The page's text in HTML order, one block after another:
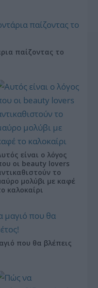
παίζοντας το
είναι ο λόγος
οι beauty lovers
το
μολύβι με καφέ
καλοκαίρι
που θα βλέπεις